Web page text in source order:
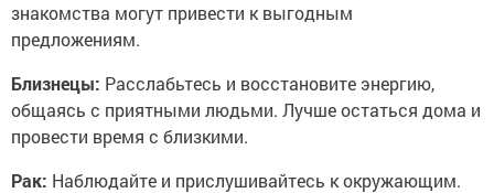
знакомства могут привести к выгодным
предложениям.
Близнецы: Расслабьтесь и восстановите энергию,
общаясь с приятными людьми. Лучше остаться дома и
провести время с близкими.
Рак: Наблюдайте и прислушивайтесь к окружающим.